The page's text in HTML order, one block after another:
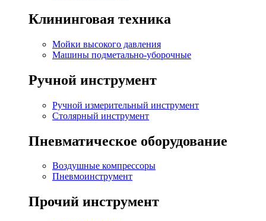
Клининговая техника
Мойки высокого давления
Машины подметально-уборочные
Ручной инструмент
Ручной измерительный инструмент
Столярный инструмент
Пневматическое оборудование
Воздушные компрессоры
Пневмоинструмент
Прочий инструмент